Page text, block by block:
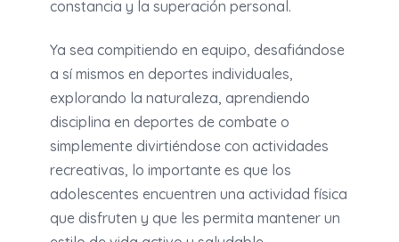
constancia y la superación personal.
Ya sea compitiendo en equipo, desafiándose
a sí mismos en deportes individuales,
explorando la naturaleza, aprendiendo
disciplina en deportes de combate o
simplemente divirtiéndose con actividades
recreativas, lo importante es que los
adolescentes encuentren una actividad física
que disfruten y que les permita mantener un